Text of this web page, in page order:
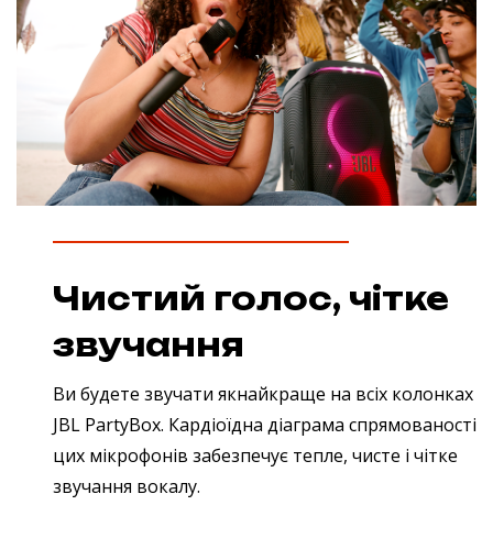
Чистий голос, чітке
звучання
Ви будете звучати якнайкраще на всіх колонках
JBL PartyBox. Кардіоїдна діаграма спрямованості
цих мікрофонів забезпечує тепле, чисте і чітке
звучання вокалу.